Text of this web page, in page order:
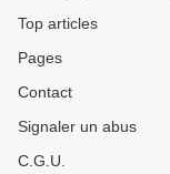
Top articles
Pages
Contact
Signaler un abus
C.G.U.